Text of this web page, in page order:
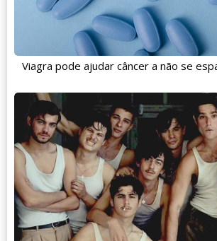
Viagra pode ajudar câncer a não se